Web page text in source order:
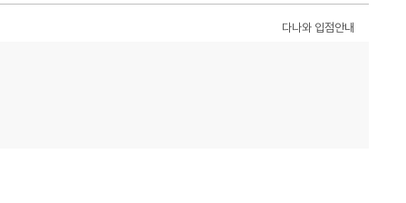
다나와 입점안내